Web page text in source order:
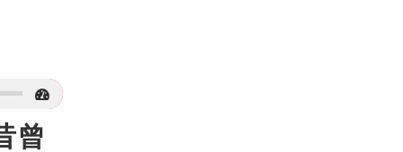
曾